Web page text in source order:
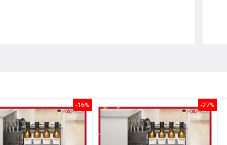
-16% -27%